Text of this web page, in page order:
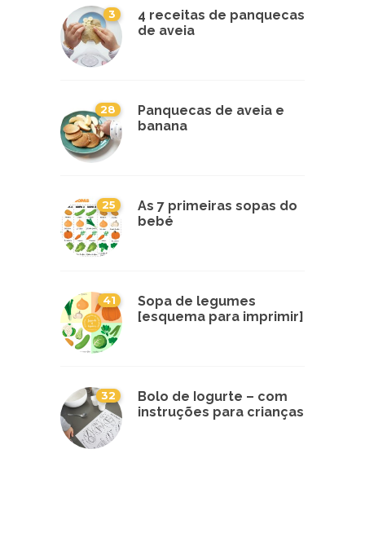
3
4 receitas de panquecas
de aveia
28
Panquecas de aveia e
banana
25
As 7 primeiras sopas do
bebé
41
Sopa de legumes
[esquema para imprimir]
32
Bolo de Iogurte – com
instruções para crianças